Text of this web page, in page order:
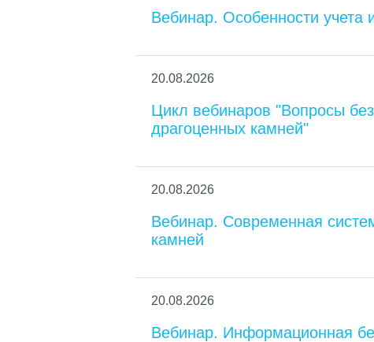
Вебинар. Особенности
20.08.2026
Цикл вебинаров "Вопросы
драгоценных камней"
20.08.2026
Вебинар. Современная
камней
20.08.2026
Вебинар. Информационная